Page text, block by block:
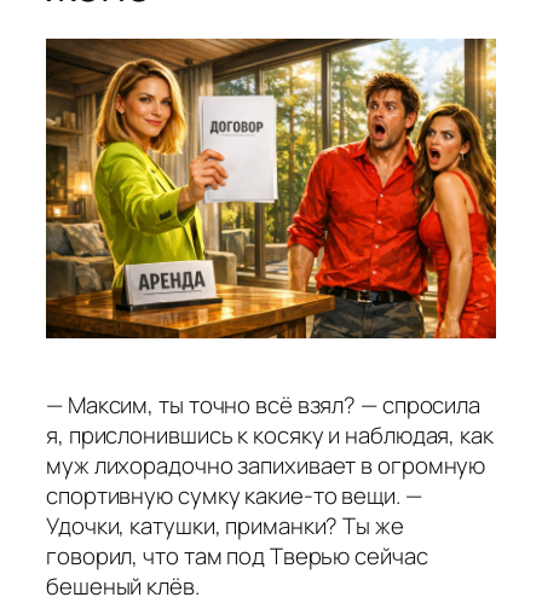
— Максим, ты точно всё взял? — спросила
я, прислонившись к косяку и наблюдая, как
муж лихорадочно запихивает в огромную
спортивную сумку какие-то вещи. —
Удочки, катушки, приманки? Ты же
говорил, что там под Тверью сейчас
бешеный клёв.